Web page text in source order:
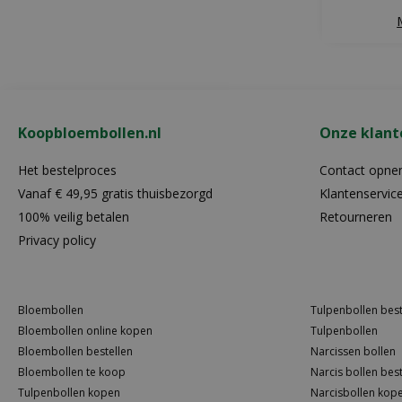
Koopbloembollen.nl
Het bestelproces
Vanaf € 49,95 gratis thuisbezorgd
100% veilig betalen
Privacy policy
Onze
Contact
Klantenservice
Retourneren
Bloembollen
Bloembollen online kopen
Bloembollen bestellen
Bloembollen te koop
Tulpenbollen kopen
Tulpenbollen
Tulpenbollen
Narcissen bollen
Narcis bollen
Narcisbollen